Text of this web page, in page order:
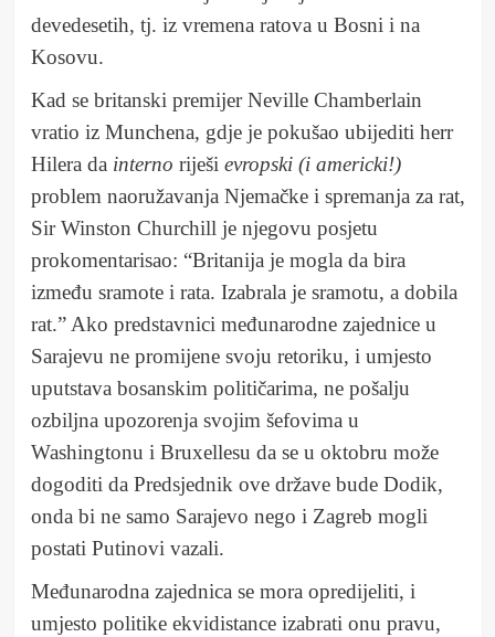
devedesetih, tj. iz vremena ratova u Bosni i na
Kosovu.
Kad se britanski premijer Neville Chamberlain
vratio iz Munchena, gdje je pokušao ubijediti herr
Hilera da interno riješi evropski (i americki!)
problem naoružavanja Njemačke i spremanja za rat,
Sir Winston Churchill je njegovu posjetu
prokomentarisao: “Britanija je mogla da bira
između sramote i rata. Izabrala je sramotu, a dobila
rat.” Ako predstavnici međunarodne zajednice u
Sarajevu ne promijene svoju retoriku, i umjesto
uputstava bosanskim političarima, ne pošalju
ozbiljna upozorenja svojim šefovima u
Washingtonu i Bruxellesu da se u oktobru može
dogoditi da Predsjednik ove države bude Dodik,
onda bi ne samo Sarajevo nego i Zagreb mogli
postati Putinovi vazali.
Međunarodna zajednica se mora opredijeliti, i
umjesto politike ekvidistance izabrati onu pravu,